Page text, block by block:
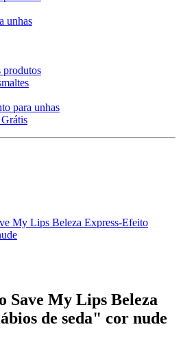
unhas
produtos
para unhas
My Lips Beleza Express-Efeito
Save My Lips Beleza
de seda" cor nude